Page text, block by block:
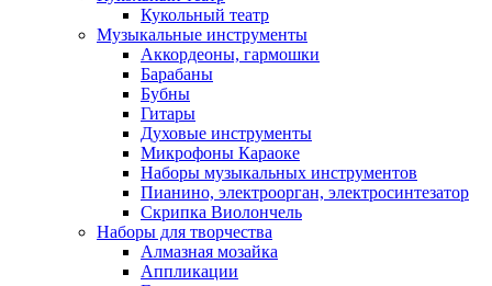
Кукольный театр
Музыкальные инструменты
Аккордеоны, гармошки
Барабаны
Бубны
Гитары
Духовые инструменты
Микрофоны Караоке
Наборы музыкальных инструментов
Пианино, электроорган, электросинтезатор
Скрипка Виолончель
Наборы для творчества
Алмазная мозайка
Аппликации